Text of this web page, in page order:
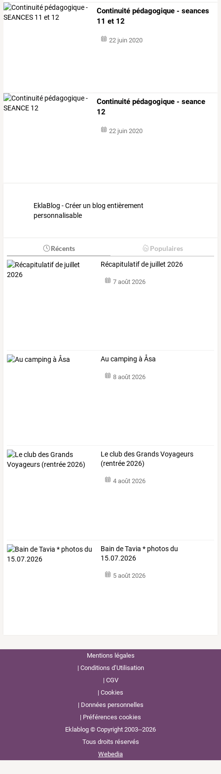
Continuité pédagogique - seances
11 et 12
22 juin 2020
Continuité pédagogique - seance
12
22 juin 2020
EklaBlog - Créer un blog entièrement
personnalisable
Récents Populaires
Récapitulatif de juillet 2026
7 août 2026
Au camping à Åsa
8 août 2026
Le club des Grands Voyageurs
(rentrée 2026)
4 août 2026
Bain de Tavia * photos du
15.07.2026
5 août 2026
Mentions légales
Conditions d’Utilisation
CGV
Cookies
Données personnelles
Préférences cookies
Eklablog © Copyright 2003--2026
Tous droits réservés
Webedia